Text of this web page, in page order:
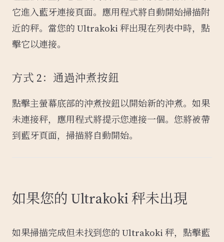
它進入藍牙連接頁面。應用程式將自動開始掃描附
近的秤。當您的 Ultrakoki 秤出現在列表中時，點
擊它以連接。
方式 2：通過沖煮按鈕
點擊主螢幕底部的沖煮按鈕以開始新的沖煮。如果
未連接秤，應用程式將提示您連接一個。您將被帶
到藍牙頁面，掃描將自動開始。
如果您的 Ultrakoki 秤未出現
如果掃描完成但未找到您的 Ultrakoki 秤，點擊藍